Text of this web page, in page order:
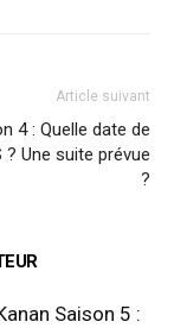
Article suivant
4 : Quelle date de
? Une suite prévue
?
Saison 5 :